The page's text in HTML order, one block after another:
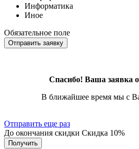
Информатика
Иное
Обязательное поле
Отправить заявку
Спасибо! Ваша заявка
В ближайшее время мы с
Отправить еще раз
До окончания скидки Скидка 10%
Получить